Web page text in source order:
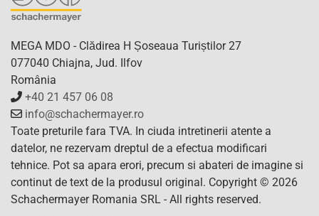
MEGA MDO - Clădirea H Șoseaua Turiștilor 27
077040 Chiajna, Jud. Ilfov
România
+40 21 457 06 08
info@schachermayer.ro
Toate preturile fara TVA. In ciuda intretinerii atente a
datelor, ne rezervam dreptul de a efectua modificari
tehnice. Pot sa apara erori, precum si abateri de imagine si
continut de text de la produsul original. Copyright © 2026
Schachermayer Romania SRL - All rights reserved.